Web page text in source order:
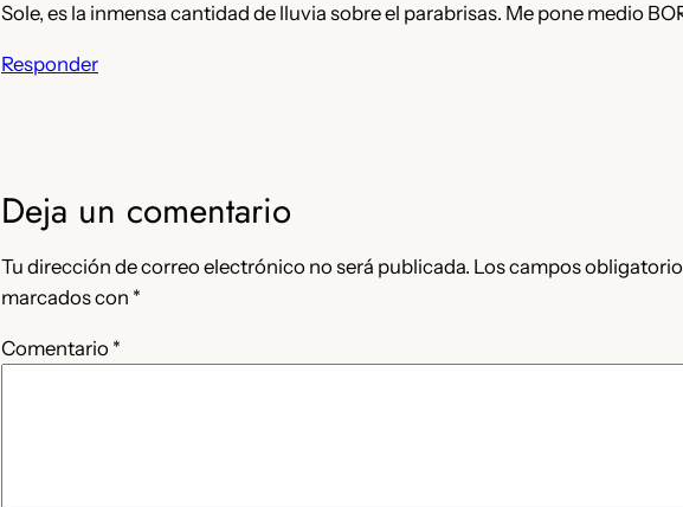
Sole, es la inmensa cantidad de lluvia sobre el parabrisas. Me pone medio
Responder
Deja un comentario
Tu dirección de correo electrónico no será publicada. Los campos
marcados con *
Comentario *